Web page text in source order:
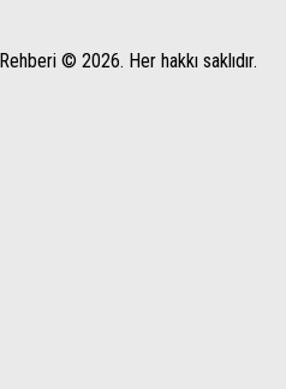
© 2026. Her hakkı saklıdır.